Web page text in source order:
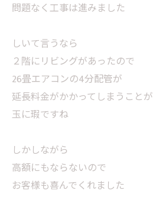
問題なく工事は進みました
しいて言うなら
２階にリビングがあったので
26畳エアコンの4分配管が
延長料金がかかってしまうことが
玉に瑕ですね
しかしながら
高額にもならないので
お客様も喜んでくれました